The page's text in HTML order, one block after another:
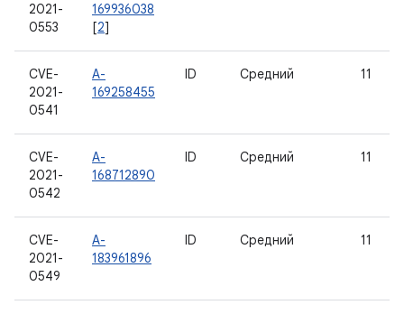
2021-
0553
169936038
[2]
CVE-
2021-
0541
A-
169258455
ID Средний 11
CVE-
2021-
0542
A-
168712890
ID Средний 11
CVE-
2021-
0549
A-
183961896
ID Средний 11